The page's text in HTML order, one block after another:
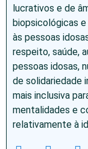
lucrativos e de
biopsicológicas
às pessoas
respeito, saúde,
pessoas idosas,
de solidariedade
mais inclusiva
mentalidades e
relativamente à